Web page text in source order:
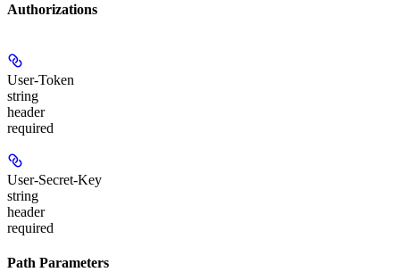
Authorizations
User-Token
string
header
required
User-Secret-Key
string
header
required
Path Parameters